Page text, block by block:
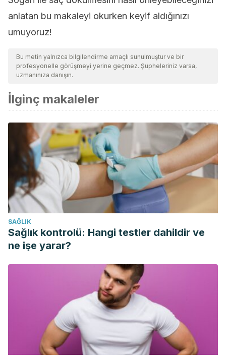
anlatan bu makaleyi okurken keyif aldığınızı
umuyoruz!
Bu metin yalnızca bilgilendirme amaçlı sunulmuştur ve bir
profesyonelle görüşmeyi yerine geçmez. Şüpheleriniz varsa,
uzmanınıza danışın.
İlginç makaleler
SAĞLIK
Sağlık kontrolü: Hangi testler dahildir ve
ne işe yarar?